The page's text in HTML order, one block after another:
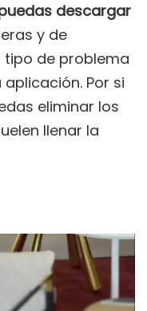
descargar
y de
tipo de problema
Por si
eliminar los
llenar la